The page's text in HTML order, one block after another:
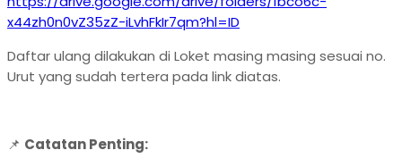
x44zh0n0vZ35zZ-iLvhFkIr7qm?hl=ID
Daftar ulang dilakukan di Loket masing masing sesuai no.
Urut yang sudah tertera pada link diatas.
📌 Catatan Penting: